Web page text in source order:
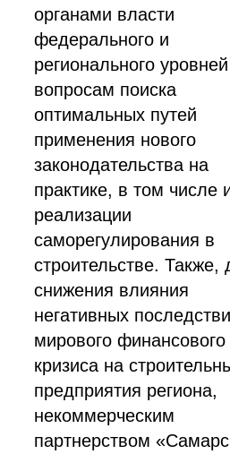
органами власти
федерального и
регионального
вопросам поиска
оптимальных путей
применения нового
законодательства на
практике, в том числе
реализации
саморегулирования в
строительстве. Также,
снижения влияния
негативных
мирового финансового
кризиса на
предприятия региона,
некоммерческим
партнерством